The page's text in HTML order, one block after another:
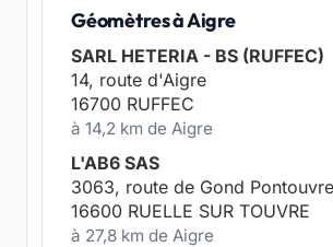
Géomètres à Aigre
SARL HETERIA - BS (RUFFEC)
14, route d'Aigre
16700 RUFFEC
à 14,2 km de Aigre
L'AB6 SAS
3063, route de Gond Pontouvre
16600 RUELLE SUR TOUVRE
à 27,8 km de Aigre